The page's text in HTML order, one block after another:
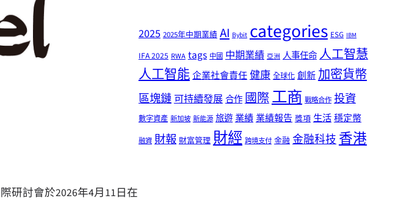
研討會於2026年4月11日在
2025 2025年中期業績 AI Bybit categories ESG IBM
IFA 2025 RWA tags 中國 中期業績 亞洲 人事任命人工智慧
人工智能企業社會責任健康 全球化 創新 加密貨幣
區塊鏈可持續發展合作國際工商 戰略合作 投資
數字資產 新加坡 新能源 旅遊業績業績報告 獎項 生活穩定幣
融資 財報 財富管理 財經 跨境支付 金融 金融科技香港